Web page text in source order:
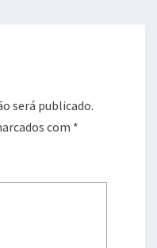
será publicado.
com *